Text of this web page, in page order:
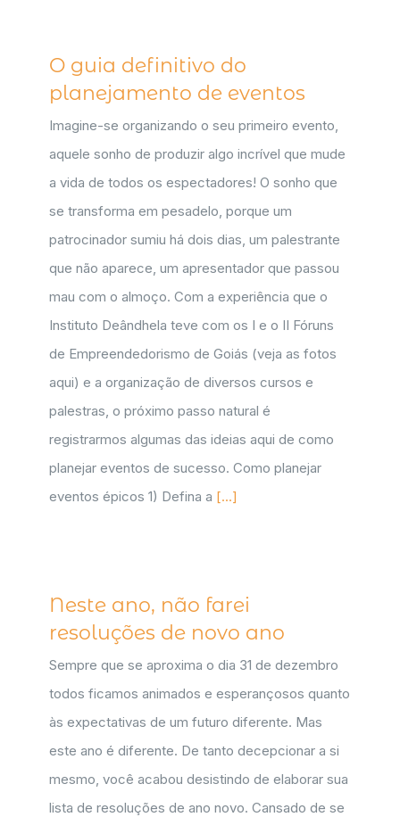
O guia definitivo do
planejamento de eventos
Imagine-se organizando o seu primeiro evento,
aquele sonho de produzir algo incrível que mude
a vida de todos os espectadores! O sonho que
se transforma em pesadelo, porque um
patrocinador sumiu há dois dias, um palestrante
que não aparece, um apresentador que passou
mau com o almoço. Com a experiência que o
Instituto Deândhela teve com os I e o II Fóruns
de Empreendedorismo de Goiás (veja as fotos
aqui) e a organização de diversos cursos e
palestras, o próximo passo natural é
registrarmos algumas das ideias aqui de como
planejar eventos de sucesso. Como planejar
eventos épicos 1) Defina a [...]
Neste ano, não farei
resoluções de novo ano
Sempre que se aproxima o dia 31 de dezembro
todos ficamos animados e esperançosos quanto
às expectativas de um futuro diferente. Mas
este ano é diferente. De tanto decepcionar a si
mesmo, você acabou desistindo de elaborar sua
lista de resoluções de ano novo. Cansado de se